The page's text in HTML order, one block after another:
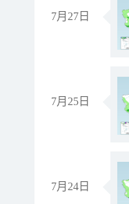
7月27日
7月25日
7月24日